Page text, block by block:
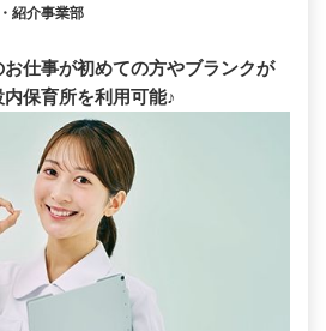
紹介事業部
お仕事が初めての方やブランクが
保育所を利用可能♪